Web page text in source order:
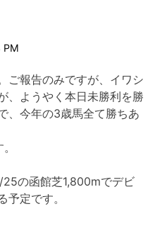
PM
ご報告のみですが、イワシ
、ようやく本日未勝利を勝
、今年の3歳馬全て勝ちあ
の函館芝1,800mでデビ
予定です。